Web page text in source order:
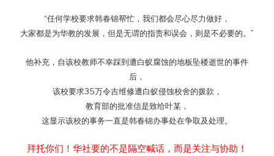
“任何学校要求韩春锦帮忙，我们都会尽心尽力做好，
大家都是为华教的发展，但是无谓的指责和误会，则是不必要的。”
他补充，自该校教师不幸踩到遭白蚁腐蚀的地板坠楼逝世的事件
后，
该校要求35万令吉维修遭白蚁侵蚀校舍的拨款，
教育部的批准信是致给叶某，
这显示该校的事务一直是韩春锦办事处在争取及处理。
拜托你们！华社要的不是隔空喊话，而是关注与协助！